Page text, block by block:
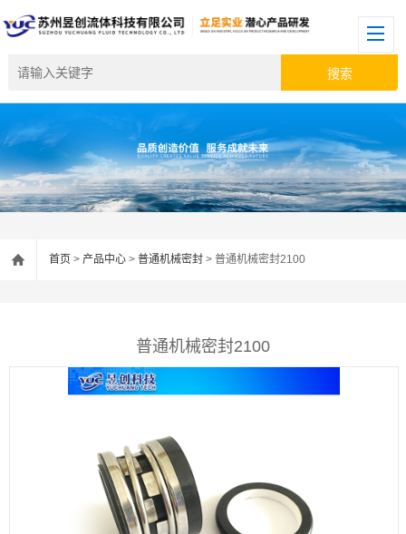
首页 > 产品中心 > 普通机械密封 > 普通机械密封2100
普通机械密封2100